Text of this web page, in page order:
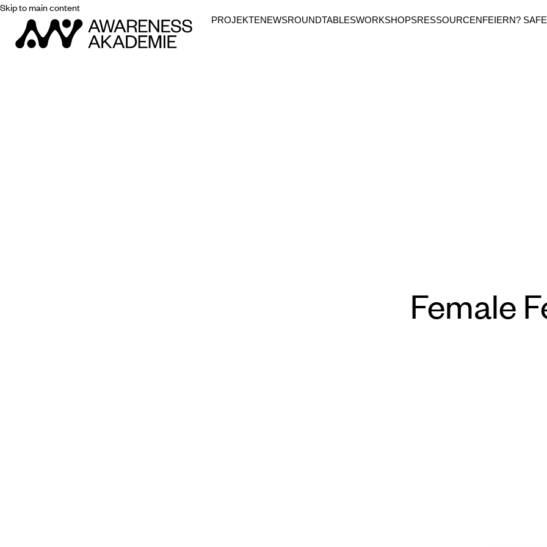
Skip to main content
PROJEKTENEWSROUNDTABLESWORKSHOPSRESSOURCENFEIERN?
Female